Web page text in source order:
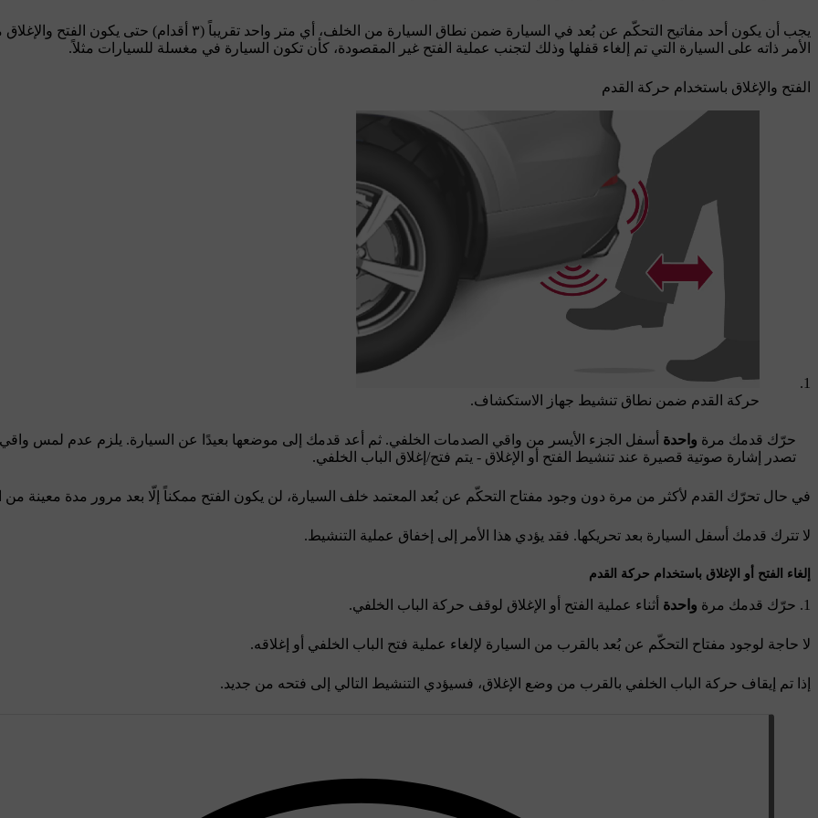
يجب أن يكون أحد مفاتيح التحكّم عن بُعد في السيارة ضمن نطاق السيارة من الخلف، أي متر واحد تقريباً (٣ أقدام
) حتى يكون الفتح
الأمر ذاته على السيارة التي تم إلغاء قفلها وذلك لتجنب عملية الفتح غير المقصودة، كأن تكون السيارة في مغسلة للسيارات مثلاً.
الفتح والإغلاق باستخدام حركة القدم
حركة القدم ضمن نطاق تنشيط جهاز الاستكشاف.
حرّك قدمك مرة واحدة أسفل الجزء الأيسر من واقي الصدمات الخلفي. ثم أعد قدمك إلى موضعها بعيدًا عن السيارة. يلزم عدم لمس
تصدر إشارة صوتية قصيرة عند تنشيط الفتح أو الإغلاق - يتم فتح/إغلاق الباب الخلفي.
في حال تحرّك القدم لأكثر من مرة دون وجود مفتاح التحكّم عن بُعد المعتمد خلف السيارة، لن يكون الفتح ممكناً إلّا بعد مرور مدة معينة من
لا تترك قدمك أسفل السيارة بعد تحريكها. فقد يؤدي هذا الأمر إلى إخفاق عملية التنشيط.
إلغاء الفتح أو الإغلاق باستخدام حركة القدم
حرّك قدمك مرة واحدة أثناء عملية الفتح أو الإغلاق لوقف حركة الباب الخلفي.
لا حاجة لوجود مفتاح التحكّم عن بُعد بالقرب من السيارة لإلغاء عملية فتح الباب الخلفي أو إغلاقه.
إذا تم إيقاف حركة الباب الخلفي بالقرب من وضع الإغلاق، فسيؤدي التنشيط التالي إلى فتحه من جديد.